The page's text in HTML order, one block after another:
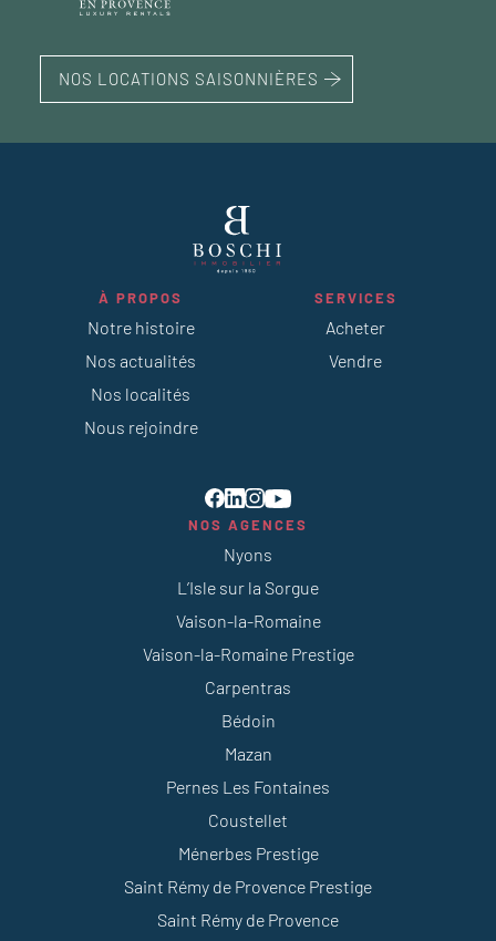
NOS LOCATIONS SAISONNIÈRES
À PROPOS
Notre histoire
Nos actualités
Nos localités
Nous rejoindre
SERVICES
Acheter
Vendre
NOS AGENCES
Nyons
L’Isle sur la Sorgue
Vaison-la-Romaine
Vaison-la-Romaine Prestige
Carpentras
Bédoin
Mazan
Pernes Les Fontaines
Coustellet
Ménerbes Prestige
Saint Rémy de Provence Prestige
Saint Rémy de Provence